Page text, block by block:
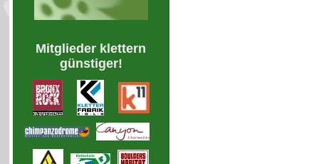
Mitglieder klettern
günstiger!